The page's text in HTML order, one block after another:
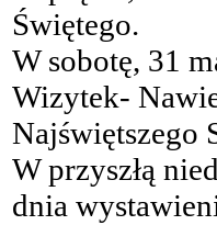
Świętego.
W sobotę, 31
Wizytek-
Najświętszego
W przyszłą
dnia